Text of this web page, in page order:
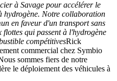
à Savage pour accélérer le
hydrogène. Notre collaboration
en faveur d'un transport sans
qui passent à l'hydrogène
compétitivesRick
commercial chez Symbio
sommes fiers de notre
le déploiement des véhicules à